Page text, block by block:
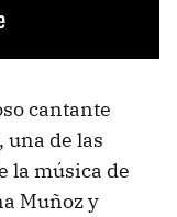
cantante
una de las
la música de
Muñoz y